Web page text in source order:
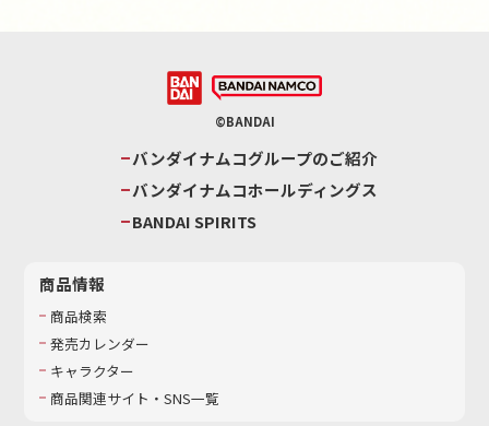
©BANDAI
バンダイナムコグループのご紹介
バンダイナムコホールディングス
BANDAI SPIRITS
商品情報
商品検索
発売カレンダー
キャラクター
商品関連サイト・SNS一覧